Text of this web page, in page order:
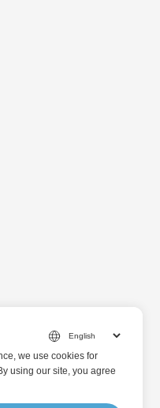
we use cookies for
using our site, you agree